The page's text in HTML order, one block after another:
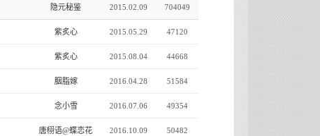
隐元秘鉴 2015.02.09 704049
紫炙心 2015.05.29 47120
紫炙心 2015.08.04 44668
胭脂嫁 2016.04.28 51584
念小雪 2016.07.06 49354
唐栩语@蝶恋花 2016.10.09 50482